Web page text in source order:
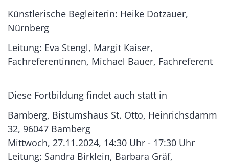
Künstlerische Begleiterin: Heike Dotzauer,
Nürnberg
Leitung: Eva Stengl, Margit Kaiser,
Fachreferentinnen, Michael Bauer, Fachreferent
Diese Fortbildung findet auch statt in
Bamberg, Bistumshaus St. Otto, Heinrichsdamm
32, 96047 Bamberg
Mittwoch, 27.11.2024, 14:30 Uhr - 17:30 Uhr
Leitung: Sandra Birklein, Barbara Gräf,